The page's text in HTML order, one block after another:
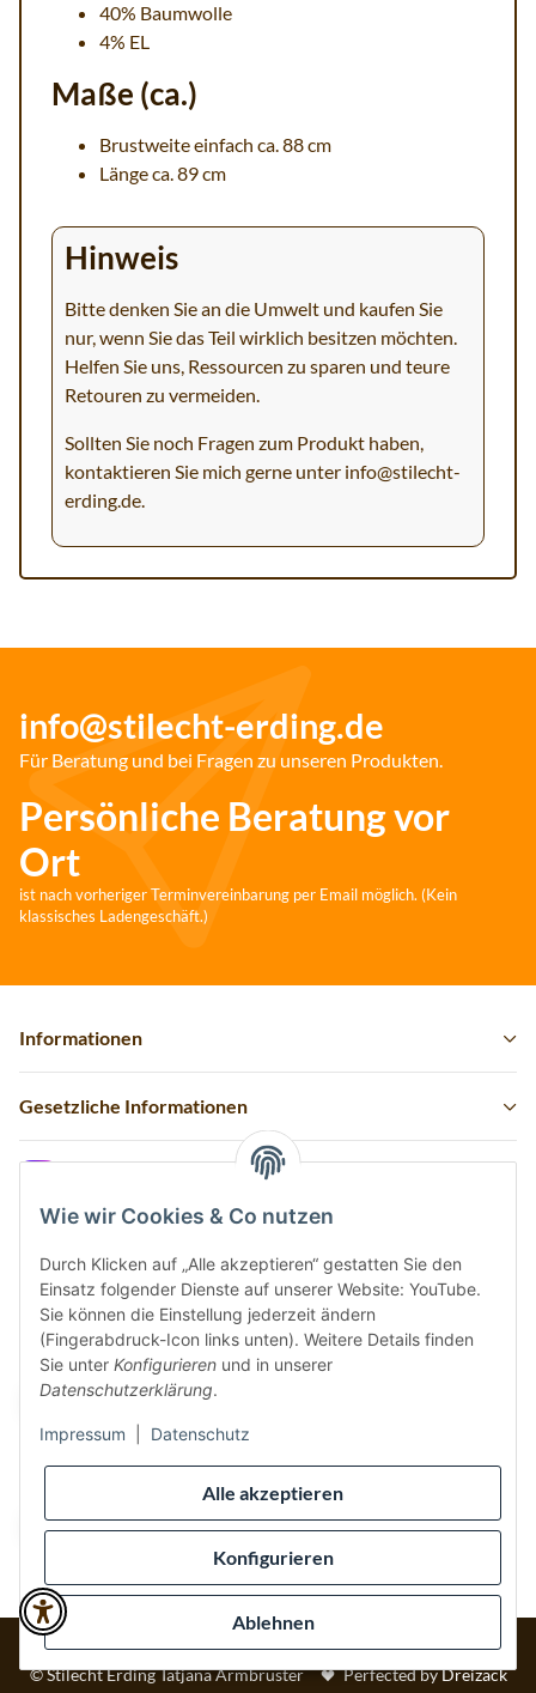
Alle akzeptieren
Konfigurieren
Ablehnen
Wie wir Cookies & Co nutzen
Durch Klicken auf „Alle akzeptieren“ gestatten Sie den
Einsatz folgender Dienste auf unserer Website: YouTube.
Sie können die Einstellung jederzeit ändern
(Fingerabdruck-Icon links unten). Weitere Details finden
Sie unter Konfigurieren und in unserer
Datenschutzerklärung.
Impressum Datenschutz
40% Baumwolle
4% EL
Maße (ca.)
Brustweite einfach ca. 88 cm
Länge ca. 89 cm
Hinweis
Bitte denken Sie an die Umwelt und kaufen Sie
nur, wenn Sie das Teil wirklich besitzen möchten.
Helfen Sie uns, Ressourcen zu sparen und teure
Retouren zu vermeiden.
Sollten Sie noch Fragen zum Produkt haben,
kontaktieren Sie mich gerne unter info@stilecht-
erding.de.
info@stilecht-erding.de
Für Beratung und bei Fragen zu unseren Produkten.
Persönliche Beratung vor
Ort
ist nach vorheriger Terminvereinbarung per Email möglich. (Kein
klassisches Ladengeschäft.)
Informationen
Gesetzliche Informationen
Vertrag widerrufen
Sicher bezahlen via:
Wir versenden via:
* Alle Preise inkl. gesetzlicher USt., inkl.Versand
© Stilecht Erding Tatjana Armbruster
Perfected byDreizack